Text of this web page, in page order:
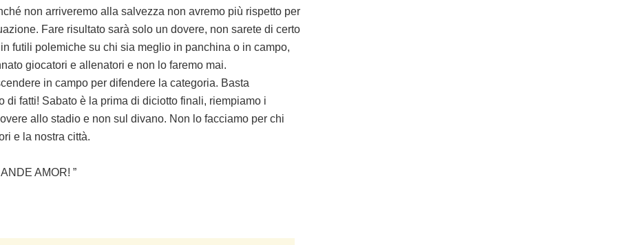
non arriveremo alla salvezza non avremo più rispetto per
Fare risultato sarà solo un dovere, non sarete di certo
futili polemiche su chi sia meglio in panchina o in campo,
giocatori e allenatori e non lo faremo mai.
in campo per difendere la categoria. Basta
di fatti! Sabato è la prima di diciotto finali, riempiamo i
allo stadio e non sul divano. Non lo facciamo per chi
e la nostra città.
AMOR! ”